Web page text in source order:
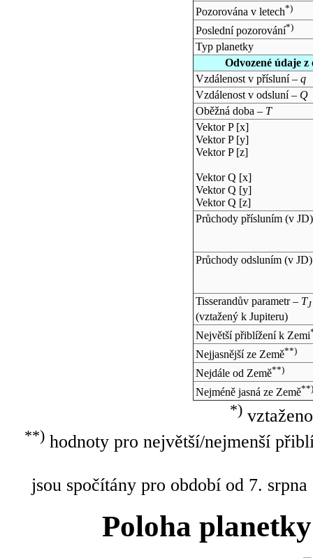
Pozorována v letech*)
Poslední pozorování*)
Typ planetky
Odvozené údaje
Vzdálenost v přísluní – q
Vzdálenost v odsluní – Q
Oběžná doba – T
Vektor P [x]
Vektor P [y]
Vektor P [z]
Vektor Q [x]
Vektor Q [y]
Vektor Q [z]
Průchody přísluním (v JD)
Průchody odsluním (v JD)
Tisserandův parametr – TJ
(vztažený k Jupiteru)
Největší přiblížení k Zemi
Nejjasnější ze Země**)
Nejdále od Země**)
Nejméně jasná ze Země**)
*)
**)hodnoty pro největší/nejmenší
jsou spočítány pro období od 7.
Poloha